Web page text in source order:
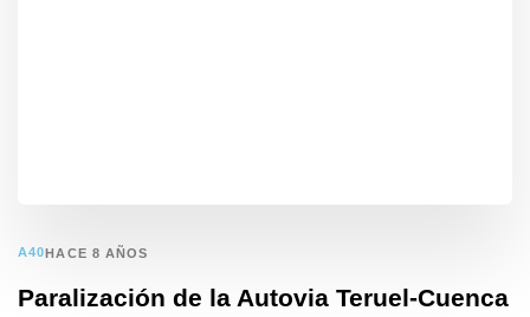
A40HACE 8 AÑOS
Paralización de la Autovia Teruel-Cuenca